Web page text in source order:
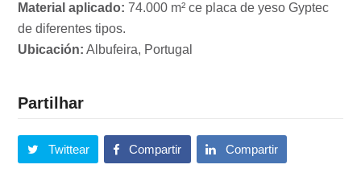
Material aplicado: 74.000 m² ce placa de yeso Gyptec
de diferentes tipos.
Ubicación: Albufeira, Portugal
Partilhar
Twittear Compartir Compartir